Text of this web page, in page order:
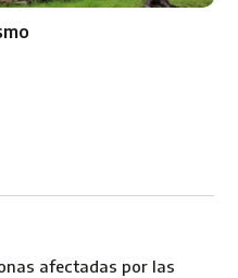
afectadas por las